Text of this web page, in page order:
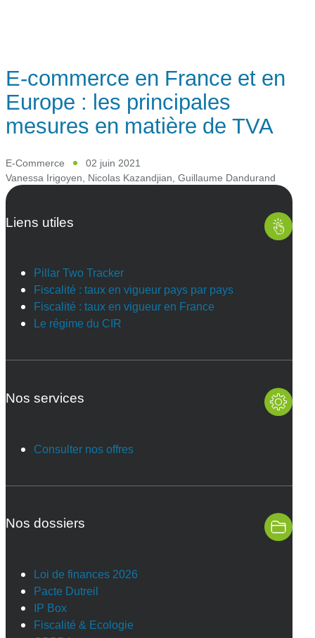
E-commerce en France et en
Europe : les principales
mesures en matière de TVA
E-Commerce
02 juin 2021
Vanessa Irigoyen, Nicolas Kazandjian, Guillaume Dandurand
Liens utiles
Pillar Two Tracker
Fiscalité : taux en vigueur pays par pays
Fiscalité : taux en vigueur en France
Le régime du CIR
Nos services
Consulter nos offres
Nos dossiers
Loi de finances 2026
Pacte Dutreil
IP Box
Fiscalité & Ecologie